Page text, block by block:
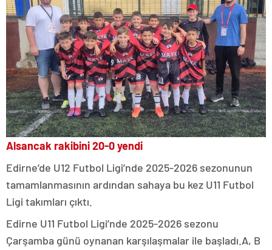
Alsancak rakibini 20-0 yendi
Edirne’de U12 Futbol Ligi’nde 2025-2026 sezonunun
tamamlanmasının ardından sahaya bu kez U11 Futbol
Ligi takımları çıktı.
Edirne U11 Futbol Ligi’nde 2025-2026 sezonu
Çarşamba günü oynanan karşılaşmalar ile başladı.A, B